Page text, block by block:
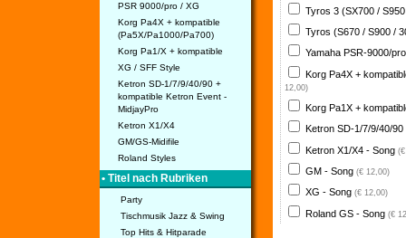
PSR 9000/pro / XG
Korg Pa4X + kompatible
(Pa5X/Pa1000/Pa700)
Korg Pa1/X + kompatible
XG / SFF Style
Ketron SD-1/7/9/40/90 +
kompatible Ketron Event -
MidjayPro
Ketron X1/X4
GM/GS-Midifile
Roland Styles
• Titel nach Rubriken
Party
Tischmusik Jazz & Swing
Top Hits & Hitparade
Tyros 3 (SX700 /
Tyros (S670 / S900 /
Yamaha PSR-9000/
Korg Pa4X +
12,00)
Korg Pa1X +
Ketron SD-1/7/9/40/
Ketron X1/X4 - Song
GM - Song (€ 12,00)
XG - Song (€ 12,00)
Roland GS - Song (€